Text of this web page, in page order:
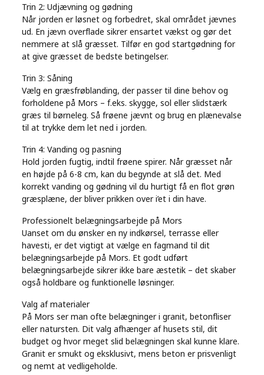
Trin 2: Udjævning og gødning
Når jorden er løsnet og forbedret, skal området jævnes
ud. En jævn overflade sikrer ensartet vækst og gør det
nemmere at slå græsset. Tilfør en god startgødning for
at give græsset de bedste betingelser.
Trin 3: Såning
Vælg en græsfrøblanding, der passer til dine behov og
forholdene på Mors – f.eks. skygge, sol eller slidstærk
græs til børneleg. Så frøene jævnt og brug en plænevalse
til at trykke dem let ned i jorden.
Trin 4: Vanding og pasning
Hold jorden fugtig, indtil frøene spirer. Når græsset når
en højde på 6-8 cm, kan du begynde at slå det. Med
korrekt vanding og gødning vil du hurtigt få en flot grøn
græsplæne, der bliver prikken over i’et i din have.
Professionelt belægningsarbejde på Mors
Uanset om du ønsker en ny indkørsel, terrasse eller
havesti, er det vigtigt at vælge en fagmand til dit
belægningsarbejde på Mors. Et godt udført
belægningsarbejde sikrer ikke bare æstetik – det skaber
også holdbare og funktionelle løsninger.
Valg af materialer
På Mors ser man ofte belægninger i granit, betonfliser
eller natursten. Dit valg afhænger af husets stil, dit
budget og hvor meget slid belægningen skal kunne klare.
Granit er smukt og eksklusivt, mens beton er prisvenligt
og nemt at vedligeholde.